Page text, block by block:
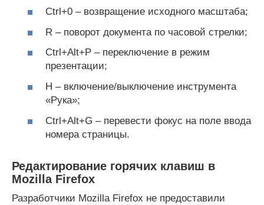
Ctrl+0 – возвращение исходного масштаба;
R – поворот документа по часовой стрелки;
Ctrl+Alt+P – переключение в режим
презентации;
H – включение/выключение инструмента
«Рука»;
Ctrl+Alt+G – перевести фокус на поле ввода
номера страницы.
Редактирование горячих клавиш в
Mozilla Firefox
Разработчики Mozilla Firefox не предоставили